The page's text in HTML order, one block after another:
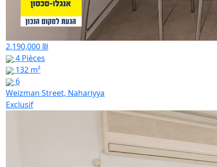
2,190,000 ₪
4 Pièces
132 m²
6
Weizman Street, Nahariyya
Exclusif